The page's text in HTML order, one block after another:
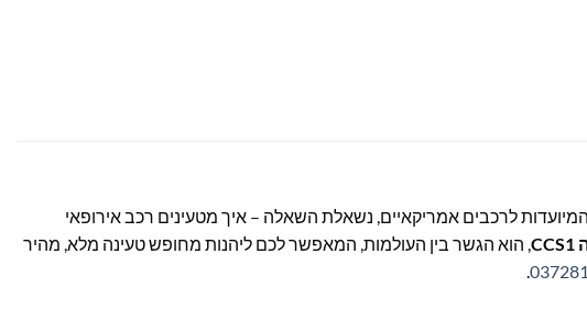
לרכבים אמריקאיים, נשאלת השאלה – איך מטעינים רכב אירופאי
, הוא הגשר בין העולמות, המאפשר לכם ליהנות מחופש טעינה מלא, מהיר
.